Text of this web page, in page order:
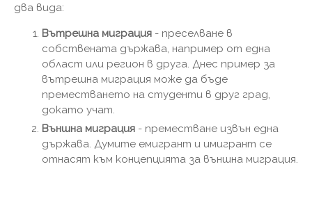
два вида:
Вътрешна миграция - преселване в
собствената държава, например от една
област или регион в друга. Днес пример за
вътрешна миграция може да бъде
преместването на студенти в друг град,
докато учат.
Външна миграция - преместване извън една
държава. Думите емигрант и имигрант се
отнасят към концепцията за външна миграция.